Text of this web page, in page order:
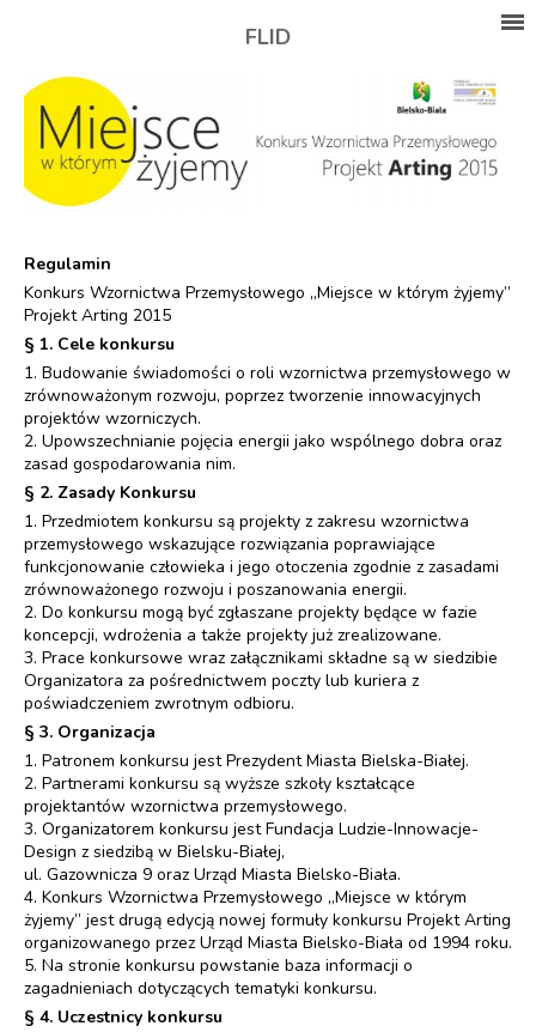
FLID
Regulamin
Konkurs Wzornictwa Przemysłowego „Miejsce w którym żyjemy”
Projekt Arting 2015
§ 1. Cele konkursu
1. Budowanie świadomości o roli wzornictwa przemysłowego w
zrównoważonym rozwoju, poprzez tworzenie innowacyjnych
projektów wzorniczych.
2. Upowszechnianie pojęcia energii jako wspólnego dobra oraz
zasad gospodarowania nim.
§ 2. Zasady Konkursu
1. Przedmiotem konkursu są projekty z zakresu wzornictwa
przemysłowego wskazujące rozwiązania poprawiające
funkcjonowanie człowieka i jego otoczenia zgodnie z zasadami
zrównoważonego rozwoju i poszanowania energii.
2. Do konkursu mogą być zgłaszane projekty będące w fazie
koncepcji, wdrożenia a także projekty już zrealizowane.
3. Prace konkursowe wraz załącznikami składne są w siedzibie
Organizatora za pośrednictwem poczty lub kuriera z
poświadczeniem zwrotnym odbioru.
§ 3. Organizacja
1. Patronem konkursu jest Prezydent Miasta Bielska-Białej.
2. Partnerami konkursu są wyższe szkoły kształcące
projektantów wzornictwa przemysłowego.
3. Organizatorem konkursu jest Fundacja Ludzie-Innowacje-
Design z siedzibą w Bielsku-Białej,
ul. Gazownicza 9 oraz Urząd Miasta Bielsko-Biała.
4. Konkurs Wzornictwa Przemysłowego „Miejsce w którym
żyjemy” jest drugą edycją nowej formuły konkursu Projekt Arting
organizowanego przez Urząd Miasta Bielsko-Biała od 1994 roku.
5. Na stronie konkursu powstanie baza informacji o
zagadnieniach dotyczących tematyki konkursu.
§ 4. Uczestnicy konkursu